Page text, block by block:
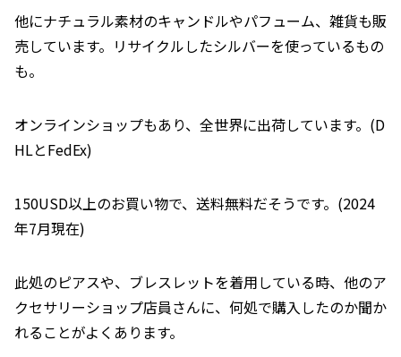
他にナチュラル素材のキャンドルやパフューム、雑貨も販
売しています。リサイクルしたシルバーを使っているもの
も。
オンラインショップもあり、全世界に出荷しています。(D
HLとFedEx)
150USD以上のお買い物で、送料無料だそうです。(2024
年7月現在)
此処のピアスや、ブレスレットを着用している時、他のア
クセサリーショップ店員さんに、何処で購入したのか聞か
れることがよくあります。